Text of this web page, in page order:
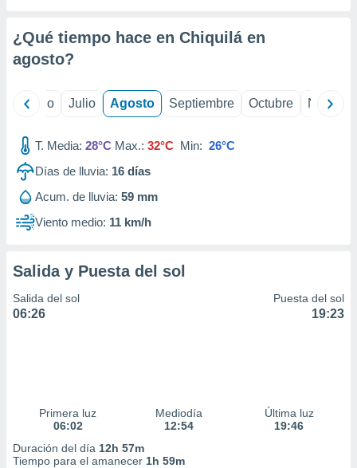
e
de
¿Qué tiempo hace en Chiquilá en
agosto?
Junio Julio Agosto Septiembre Octubre
T. Media: 28°C Max.: 32°C Min: 26°C
Días de lluvia: 16 días
Acum. de lluvia: 59 mm
Viento medio: 11 km/h
Salida y Puesta del sol
Salida del sol
06:26
Puesta del sol
19:23
Primera luz
06:02
Mediodía
12:54
Última luz
19:46
Duración del día 12h 57m
Tiempo para el amanecer 1h 59m